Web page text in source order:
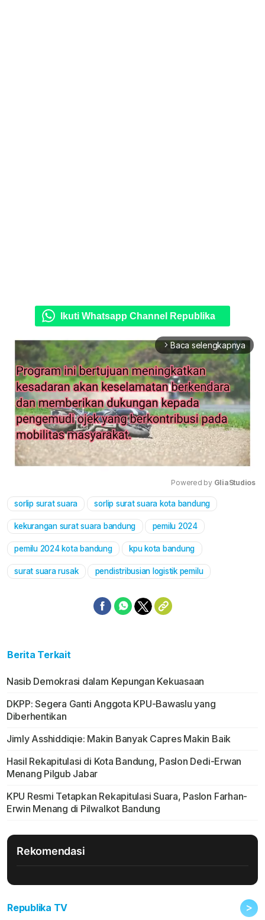
Ikuti Whatsapp Channel Republika
arrow_forward_ios Baca selengkapnya
Mute
Powered by GliaStudios
sorlip surat suara sorlip surat suara kota bandung
kekurangan surat suara bandung pemilu 2024
pemilu 2024 kota bandung kpu kota bandung
surat suara rusak pendistribusian logistik pemilu
Berita Terkait
Nasib Demokrasi dalam Kepungan Kekuasaan
DKPP: Segera Ganti Anggota KPU-Bawaslu yang
Diberhentikan
Jimly Asshiddiqie: Makin Banyak Capres Makin Baik
Hasil Rekapitulasi di Kota Bandung, Paslon Dedi-Erwan
Menang Pilgub Jabar
KPU Resmi Tetapkan Rekapitulasi Suara, Paslon Farhan-
Erwin Menang di Pilwalkot Bandung
Rekomendasi
Republika TV >